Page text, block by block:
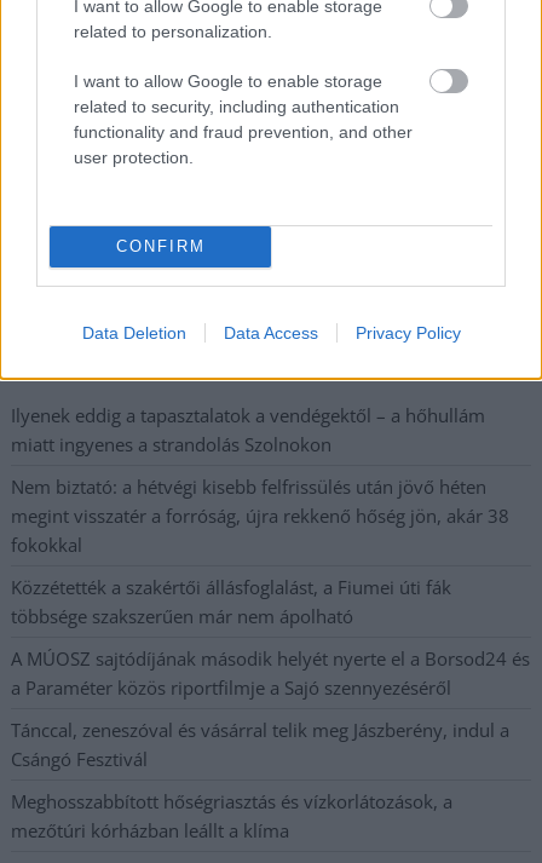
I want to allow Google to enable storage
related to personalization.
I want to allow Google to enable storage
related to security, including authentication
functionality and fraud prevention, and other
user protection.
CONFIRM
Data Deletion Data Access Privacy Policy
Adja meg keresztnevét:
meg e-mail címét:
Megismertem és elfogadom a GDPR-szabályzat
legfrissebb információkkal és exkluzív tartalmakkal hétről hétre
postaládájába érkezik!
A SZOL24 legfrissebb 24 cikke
Ilyenek eddig a tapasztalatok a vendégektől – a hőhullám
miatt ingyenes a strandolás Szolnokon
Nem biztató: a hétvégi kisebb felfrissülés után jövő héten
megint visszatér a forróság, újra rekkenő hőség jön, akár 38
fokokkal
Közzétették a szakértői állásfoglalást, a Fiumei úti fák
többsége szakszerűen már nem ápolható
A MÚOSZ sajtódíjának második helyét nyerte el a Borsod24 és
a Paraméter közös riportfilmje a Sajó szennyezéséről
Tánccal, zeneszóval és vásárral telik meg Jászberény, indul a
Csángó Fesztivál
Meghosszabbított hőségriasztás és vízkorlátozások, a
mezőtúri kórházban leállt a klíma